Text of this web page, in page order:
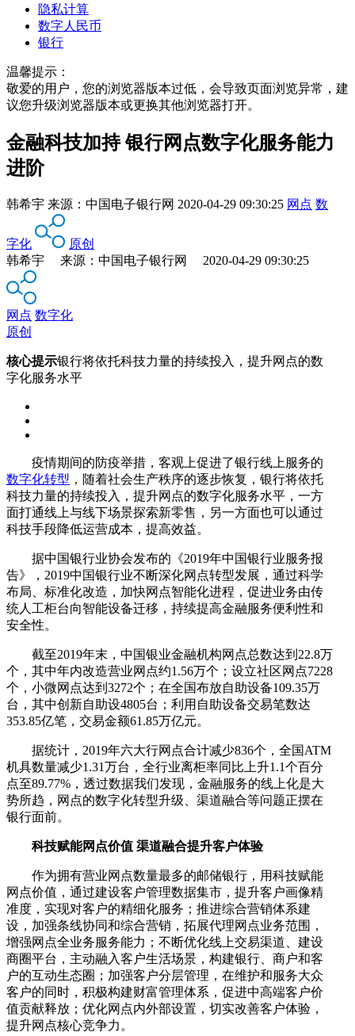
隐私计算
数字人民币
银行
温馨提示：
敬爱的用户，您的浏览器版本过低，会导致页面浏览异常，建
议您升级浏览器版本或更换其他浏览器打开。
金融科技加持 银行网点数字化服务能力
进阶
韩希宇 来源： 中国电子银行网 2020-04-29 09:30:25 网点 数
字化
原创
韩希宇 来源：中国电子银行网 2020-04-29 09:30:25
网点 数字化
原创
核心提示银行将依托科技力量的持续投入，提升网点的数
字化服务水平
疫情期间的防疫举措，客观上促进了银行线上服务的
数字化转型 ，随着社会生产秩序的逐步恢复，银行将依托
科技力量的持续投入，提升网点的数字化服务水平，一方
面打通线上与线下场景探索新零售，另一方面也可以通过
科技手段降低运营成本，提高效益。
据中国银行业协会发布的《2019年中国银行业服务报
告》，2019中国银行业不断深化网点转型发展，通过科学
布局、标准化改造，加快网点智能化进程，促进业务由传
统人工柜台向智能设备迁移，持续提高金融服务便利性和
安全性。
截至2019年末，中国银业金融机构网点总数达到22.8万
个，其中年内改造营业网点约1.56万个；设立社区网点7228
个，小微网点达到3272个；在全国布放自助设备109.35万
台，其中创新自助设4805台；利用自助设备交易笔数达
353.85亿笔，交易金额61.85万亿元。
据统计，2019年六大行网点合计减少836个，全国ATM
机具数量减少1.31万台，全行业离柜率同比上升1.1个百分
点至89.77%，透过数据我们发现，金融服务的线上化是大
势所趋，网点的数字化转型升级、渠道融合等问题正摆在
银行面前。
科技赋能网点价值 渠道融合提升客户体验
作为拥有营业网点数量最多的邮储银行，用科技赋能
网点价值，通过建设客户管理数据集市，提升客户画像精
准度，实现对客户的精细化服务；推进综合营销体系建
设，加强条线协同和综合营销，拓展代理网点业务范围，
增强网点全业务服务能力；不断优化线上交易渠道、建设
商圈平台，主动融入客户生活场景，构建银行、商户和客
户的互动生态圈；加强客户分层管理，在维护和服务大众
客户的同时，积极构建财富管理体系，促进中高端客户价
值贡献释放；优化网点内外部设置，切实改善客户体验，
提升网点核心竞争力。